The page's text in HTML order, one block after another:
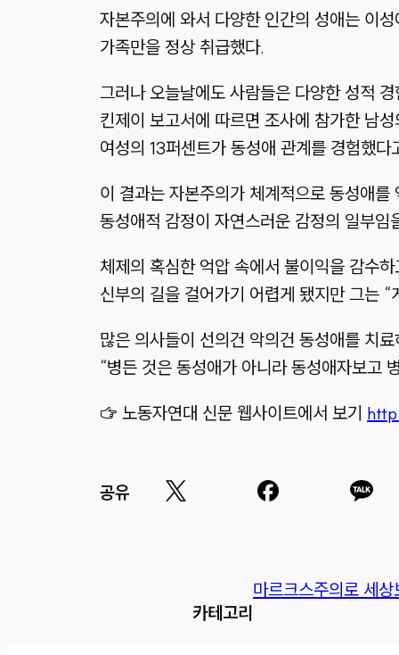
자본주의에 와서 다양한 인간의 성애는 이
가족만을 정상 취급했다.
그러나 오늘날에도 사람들은 다양한 성적
킨제이 보고서에 따르면 조사에 참가한 남
여성의 13퍼센트가 동성애 관계를 경험했다
이 결과는 자본주의가 체계적으로 동성애
동성애적 감정이 자연스러운 감정의 일부임
체제의 혹심한 억압 속에서 불이익을 감수
신부의 길을 걸어가기 어렵게 됐지만 그는
많은 의사들이 선의건 악의건 동성애를 치
“병든 것은 동성애가 아니라 동성애자보고
☞ 노동자연대 신문 웹사이트에서 보기
공유
카테고리
마르크스주의로 세상